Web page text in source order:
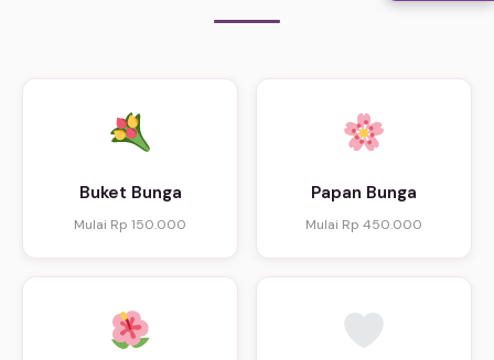
Buket Bunga
Mulai Rp 150.000
Papan Bunga
Mulai Rp 450.000